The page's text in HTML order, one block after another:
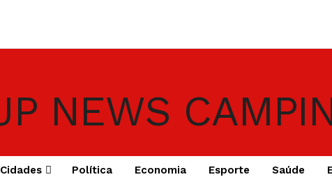
Cidades Política Economia Esporte Saúde